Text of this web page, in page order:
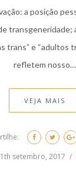
a posição
transgeneridade;
trans” e “adultos
refletem nosso…
VEJA MAIS
setembro, 2017